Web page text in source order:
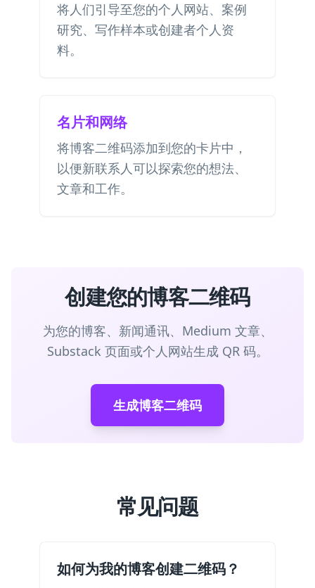
将人们引导至您的个人网站、案例
研究、写作样本或创建者个人资
料。
名片和网络
将博客二维码添加到您的卡片中，
以便新联系人可以探索您的想法、
文章和工作。
创建您的博客二维码
为您的博客、新闻通讯、Medium 文章、
Substack 页面或个人网站生成 QR 码。
生成博客二维码
常见问题
如何为我的博客创建二维码？